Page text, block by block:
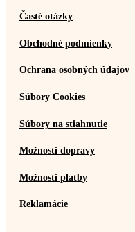
Časté otázky
Obchodné podmienky
Ochrana osobných údajov
Súbory Cookies
Súbory na stiahnutie
Možnosti dopravy
Možnosti platby
Reklamácie